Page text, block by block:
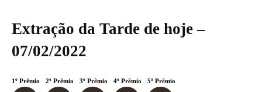
Extração da Tarde de hoje –
07/02/2022
1º Prêmio 2º Prêmio 3º Prêmio 4º Prêmio 5º Prêmio